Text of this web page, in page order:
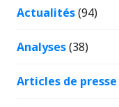
Actualités(94)
Analyses(38)
Articles de presse